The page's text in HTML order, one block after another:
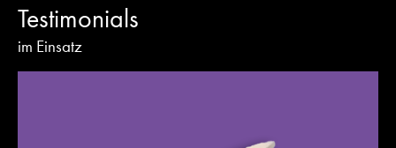
Testimonials
im Einsatz